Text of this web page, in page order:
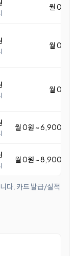
월 0원
월 0원
월 0원
월 0원 ~ 6,900원
월 0원 ~ 8,900원
다. 카드 발급/실적